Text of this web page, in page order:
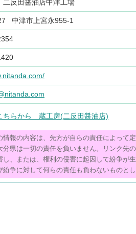
反田醤油店中津工場
中津市上宮永955-1
ちらから 蔵工房(二反田醤油店)
情報の内容は、先方が自らの責任によって
分県は一切の責任を負いません。リンク先
し、または、権利の侵害に起因して紛争が
紛争に対して何らの責任も負わないものとし